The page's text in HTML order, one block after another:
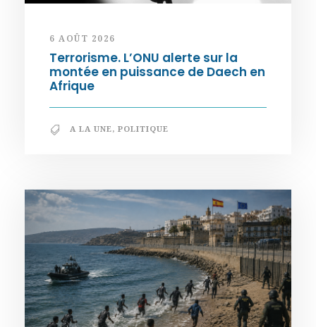
6 AOÛT 2026
Terrorisme. L’ONU alerte sur la
montée en puissance de Daech en
Afrique
A LA UNE, POLITIQUE